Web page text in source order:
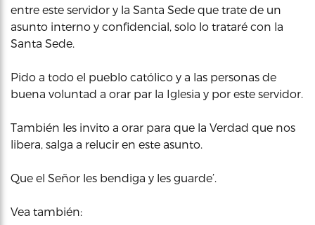
entre este servidor y la Santa Sede que trate de un
asunto interno y confidencial, solo lo trataré con la
Santa Sede.
Pido a todo el pueblo católico y a las personas de
buena voluntad a orar par la Iglesia y por este servidor.
También les invito a orar para que la Verdad que nos
libera, salga a relucir en este asunto.
Que el Señor les bendiga y les guarde’.
Vea también: